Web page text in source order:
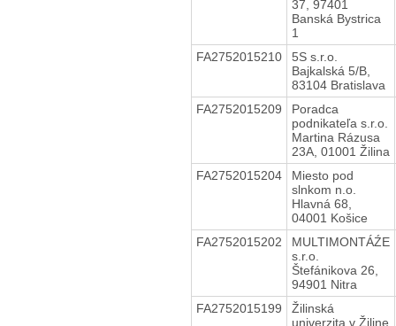
37, 97401
Banská Bystrica
1
FA2752015210
5S s.r.o.
Bajkalská 5/B,
83104 Bratislava
FA2752015209
Poradca
podnikateľa s.r.o.
Martina Rázusa
23A, 01001 Žilina
FA2752015204
Miesto pod
slnkom n.o.
Hlavná 68,
04001 Košice
FA2752015202
MULTIMONTÁŹE
s.r.o.
Štefánikova 26,
94901 Nitra
FA2752015199
Žilinská
univerzita v Žiline